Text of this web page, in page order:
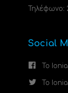
Τηλέφωνο:
Social
Το
Το